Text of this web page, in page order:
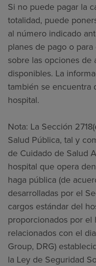
Si no puede pagar la
totalidad, puede
al número indicado
planes de pago o
sobre las opciones de
disponibles. La
también se encuentra
hospital.
Nota: La Sección
Salud Pública, tal y
de Cuidado de Salud
hospital que opera
haga pública (de
desarrolladas por el
cargos estándar del
proporcionados por el
relacionados con el
Group, DRG)
la Ley de Seguridad